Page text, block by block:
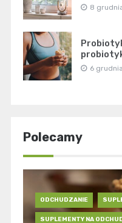
8
6
Polecamy
ODCHUDZANIE
SUPLEMENTY NA